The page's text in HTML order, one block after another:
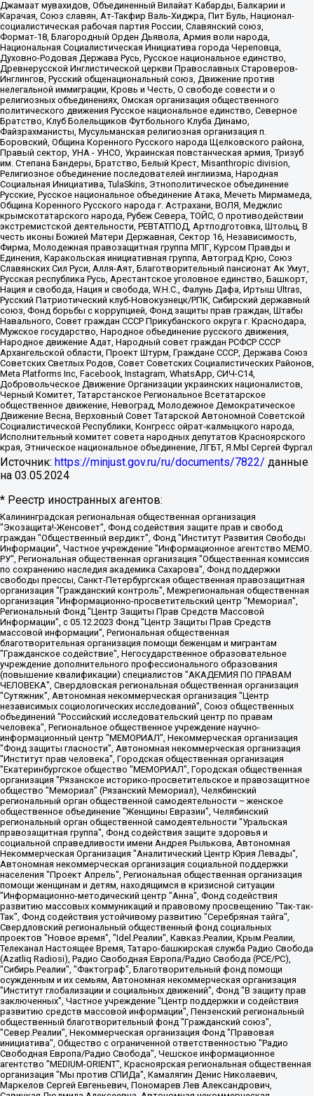
Джамаат мувахидов, Объединенный Вилайат Кабарды, Балкарии и
Карачая, Союз славян, Ат-Такфир Валь-Хиджра, Пит Буль, Национал-
социалистическая рабочая партия России, Славянский союз,
Формат-18, Благородный Орден Дьявола, Армия воли народа,
Национальная Социалистическая Инициатива города Череповца,
Духовно-Родовая Держава Русь, Русское национальное единство,
Древнерусской Инглистической церкви Православных Староверов-
Инглингов, Русский общенациональный союз, Движение против
нелегальной иммиграции, Кровь и Честь, О свободе совести и о
религиозных объединениях, Омская организация общественного
политического движения Русское национальное единство, Северное
Братство, Клуб Болельщиков Футбольного Клуба Динамо,
Файзрахманисты, Мусульманская религиозная организация п.
Боровский, Община Коренного Русского народа Щелковского района,
Правый сектор, УНА - УНСО, Украинская повстанческая армия, Тризуб
им. Степана Бандеры, Братство, Белый Крест, Misanthropic division,
Религиозное объединение последователей инглиизма, Народная
Социальная Инициатива, TulaSkins, Этнополитическое объединение
Русские, Русское национальное объединение Атака, Мечеть Мирмамеда,
Община Коренного Русского народа г. Астрахани, ВОЛЯ, Меджлис
крымскотатарского народа, Рубеж Севера, ТОЙС, О противодействии
экстремистской деятельности, РЕВТАТПОД, Артподготовка, Штольц, В
честь иконы Божией Матери Державная, Сектор 16, Независимость,
Фирма, Молодежная правозащитная группа МПГ, Курсом Правды и
Единения, Каракольская инициативная группа, Автоград Крю, Союз
Славянских Сил Руси, Алля-Аят, Благотворительный пансионат Ак Умут,
Русская республика Русь, Арестантское уголовное единство, Башкорт,
Нация и свобода, Нация и свобода, W.H.С., Фалунь Дафа, Иртыш Ultras,
Русский Патриотический клуб-Новокузнецк/РПК, Сибирский державный
союз, Фонд борьбы с коррупцией, Фонд защиты прав граждан, Штабы
Навального, Совет граждан СССР Прикубанского округа г. Краснодара,
Мужское государство, Народное объединение русского движения,
Народное движение Адат, Народный совет граждан РСФСР СССР
Архангельской области, Проект Штурм, Граждане СССР, Держава Союз
Советских Светлых Родов, Совет Советских Социалистических Районов,
Meta Platforms Inc, Facebook, Instagram, WhatsApp, СИЧ-С14,
Добровольческое Движение Организации украинских националистов,
Черный Комитет, Татарстанское Региональное Всетатарское
общественное движение, Невоград, Молодежное Демократическое
Движение Весна, Верховный Совет Татарской Автономной Советской
Социалистической Республики, Конгресс ойрат-калмыцкого народа,
Исполнительный комитет совета народных депутатов Красноярского
края, Этническое национальное объединение, ЛГБТ, Я.МЫ Сергей Фургал
Источник: https://minjust.gov.ru/ru/documents/7822/ данные
на 03.05.2024
* Реестр иностранных агентов:
Калининградская региональная общественная организация "Экозащита!-Женсовет", Фонд содействия защите прав и свобод граждан "Общественный вердикт", Фонд "Институт Развития Свободы Информации", Частное учреждение "Информационное агентство МЕМО. РУ", Региональная общественная организация "Общественная комиссия по сохранению наследия академика Сахарова", Фонд поддержки свободы прессы, Санкт-Петербургская общественная правозащитная организация "Гражданский контроль", Межрегиональная общественная организация "Информационно-просветительский центр "Мемориал", Региональный Фонд "Центр Защиты Прав Средств Массовой Информации", с 05.12.2023 Фонд "Центр Защиты Прав Средств массовой информации", Региональная общественная благотворительная организация помощи беженцам и мигрантам "Гражданское содействие", Негосударственное образовательное учреждение дополнительного профессионального образования (повышение квалификации) специалистов "АКАДЕМИЯ ПО ПРАВАМ ЧЕЛОВЕКА", Свердловская региональная общественная организация "Сутяжник", Автономная некоммерческая организация "Центр независимых социологических исследований", Союз общественных объединений "Российский исследовательский центр по правам человека", Региональное общественное учреждение научно-информационный центр "МЕМОРИАЛ", Некоммерческая организация "Фонд защиты гласности", Автономная некоммерческая организация "Институт прав человека", Городская общественная организация "Екатеринбургское общество "МЕМОРИАЛ", Городская общественная организация "Рязанское историко-просветительское и правозащитное общество "Мемориал" (Рязанский Мемориал), Челябинский региональный орган общественной самодеятельности – женское общественное объединение "Женщины Евразии", Челябинский региональный орган общественной самодеятельности "Уральская правозащитная группа", Фонд содействия защите здоровья и социальной справедливости имени Андрея Рылькова, Автономная Некоммерческая Организация "Аналитический Центр Юрия Левады", Автономная некоммерческая организация социальной поддержки населения "Проект Апрель", Региональная общественная организация помощи женщинам и детям, находящимся в кризисной ситуации "Информационно-методический центр "Анна", Фонд содействия развитию массовых коммуникаций и правовому просвещению "Так-так-Так", Фонд содействия устойчивому развитию "Серебряная тайга", Свердловский региональный общественный фонд социальных проектов "Новое время", "Idel.Реалии", Кавказ.Реалии, Крым.Реалии, Телеканал Настоящее Время, Татаро-башкирская служба Радио Свобода (Azatliq Radiosi), Радио Свободная Европа/Радио Свобода (PCE/PC), "Сибирь.Реалии", "Фактограф", Благотворительный фонд помощи осужденным и их семьям, Автономная некоммерческая организация "Институт глобализации и социальных движений", Фонд "В защиту прав заключенных", Частное учреждение "Центр поддержки и содействия развитию средств массовой информации", Пензенский региональный общественный благотворительный фонд "Гражданский союз", "Север.Реалии", Некоммерческая организация Фонд "Правовая инициатива", Общество с ограниченной ответственностью "Радио Свободная Европа/Радио Свобода", Чешское информационное агентство "MEDIUM-ORIENT", Красноярская региональная общественная организация "Мы против СПИДа", Камалягин Денис Николаевич, Маркелов Сергей Евгеньевич, Пономарев Лев Александрович, Савицкая Людмила Алексеевна, Автономная некоммерческая организация "Центр по работе с проблемой насилия "НАСИЛИЮ.НЕТ", Межрегиональный профессиональный союз работников здравоохранения "Альянс врачей", Юридическое лицо, зарегистрированное в Латвийской Республике, SIA "Medusa Project" (регистрационный номер 40103797863, дата регистрации 10.06.2014), Некоммерческая организация "Фонд по борьбе с коррупцией", Автономная некоммерческая организация "Институт права и публичной политики", Баданин Роман Сергеевич, Гликин Максим Александрович, Железнова Мария Михайловна, Лукьянова Юлия Сергеевна, Маетная Елизавета Витальевна, Маняхин Петр Борисович, Чуракова Ольга Владимировна, Ярош Юлия Петровна, Юридическое лицо "The Insider SIA", зарегистрированное в Риге, Латвийская Республика (дата регистрации 26.06.2015), являющееся администратором доменного имени интернет-издания "The Insider SIA", https://theins.ru, Постернак Алексей Евгеньевич, Рубин Михаил Аркадьевич, Анин Роман Александрович, Юридическое лицо Istories fonds, зарегистрированное в Латвийской Республике (регистрационный номер 50008295751, дата регистрации 24.02.2020), Великовский Дмитрий Александрович, Долинина Ирина Николаевна, Мароховская Алеся Алексеевна, Шлейнов Роман Юрьевич, Шмагун Олеся Валентиновна, Общество с ограниченной ответственностью "Альтаир 2021", Общество с ограниченной ответственностью "Вега 2021", Общество с ограниченной ответственностью "Главный редактор 2021", Общество с ограниченной ответственностью "Ромашки монолит", Важенков Артем Валерьевич, Ивановская областная общественная организация "Центр гендерных исследований", Гурман Юрий Альбертович, Медиапроект "ОВД-Инфо", Егоров Владимир Владимирович, Жилинский Владимир Александрович, Общество с ограниченной ответственностью "ЗП", Иванова София Юрьевна, Карезина Инна Павловна, Кильтау Екатерина Викторовна, Петров Алексей Викторович, Пискунов Сергей Евгеньевич, Смирнов Сергей Сергеевич, Тихонов Михаил Сергеевич, Общество с ограниченной ответственностью "ЖУРНАЛИСТ-ИНОСТРАННЫЙ АГЕНТ", Арапова Галина Юрьевна, Вольтская Татьяна Анатольевна, Американская компания "Mason G.E.S. Anonymous Foundation" (США), являющаяся владельцем интернет-издания https://mnews.world/, Компания "Stichting Bellingcat", зарегистрированная в Нидерландах (дата регистрации 11.07.2018), Захаров Андрей Вячеславович, Клепиковская Екатерина Дмитриевна, Общество с ограниченной ответственностью "МЕМО", Перл Роман Александрович, Симонов Евгений Алексеевич, Соловьева Елена Анатольевна, Сотников Даниил Владимирович, Сурначева Елизавета Дмитриевна, Автономная некоммерческая организация по защите прав человека и информированию населения "Якутия – Наше Мнение", Общество с ограниченной ответственностью "Москоу диджитал медиа", с 26.01.2023 Общество с ограниченной ответственностью "Чайка Белые сады", Ветошкина Валерия Валерьевна, Заговора Максим Александрович, Межрегиональное общественное движение "Российская ЛГБТ - сеть", Оленичев Максим Владимирович, Павлов Иван Юрьевич, Скворцова Елена Сергеевна, Общество с ограниченной ответственностью "Как бы инагент", Кочетков Игорь Викторович, Общество с ограниченной ответственностью "Честные выборы", Еланчик Олег Александрович, Общество с ограниченной ответственностью "Нобелевский призыв", Гималова Регина Эмилевна, Григорьев Андрей Валерьевич, Григорьева Алина Александровна, Ассоциация по содействию защите прав призывников, альтернативнослужащих и военнослужащих "Правозащитная группа "Гражданин.Армия.Право", Хисамова Регина Фаритовна, Автономная некоммерческая организация по реализации социально-правовых программ "Лилит", Дальневосточное общественное движение "Маяк", Санкт-Петербургская ЛГБТ-инициативная группа "Выход", Инициативная группа ЛГБТ+ "Реверс", Алексеев Андрей Викторович, Бекбулатова Таисия Львовна, Беляев Иван Михайлович, Владыкина Елена Сергеевна, Гельман Марат Александрович, Никульшина Вероника Юрьевна, Толоконникова Надежда Андреевна, Шендерович Виктор Анатольевич, Общество с ограниченной ответственностью "Данное сообщение", Общество с ограниченной ответственностью Издательский дом "Новая глава", Айнбиндер Александра Александровна, Московский комьюнити-центр для ЛГБТ+инициатив, Благотворительный фонд развития филантропии, Deutsche Welle (Германия, Kurt-Schumacher-Strasse 3, 53113 Bonn), Борзунова Мария Михайловна, Воробьев Виктор Викторович, Голубева Анна Львовна, Константинова Алла Михайловна, Малкова Ирина Владимировна, Мурадов Мурад Абдулгалимович, Осетинская Елизавета Николаевна, Понасенков Евгений Николаевич, Ганапольский Матвей Юрьевич, Киселев Евгений Алексеевич, Борухович Ирина Григорьевна, Дремин Иван Тимофеевич, Дубровский Дмитрий Викторович, Красноярская региональная общественная организация поддержки и развития альтернативных образовательных технологий и межкультурных коммуникаций "ИНТЕРРА", Маяковская Екатерина Алексеевна, Фейгин Марк Захарович, Филимонов Андрей Викторович, Дзугкоева Регина Николаевна, Доброхотов Роман Александрович, Дудь Юрий Александрович, Елкин Сергей Владимирович, Кругликов Кирилл Игоревич, Сабунаева Мария Леонидовна, Семенов Алексей Владимирович, Шаинян Карен Багратович, Шульман Екатерина Михайловна, Асафьев Артур Валерьевич, Вахштайн Виктор Семенович, Венедиктов Алексей Алексеевич, Лушникова Екатерина Евгеньевна, Волков Леонид Михайлович, Невзоров Александр Глебович, Пархоменко Сергей Борисович, Сироткин Ярослав Николаевич, Кара-Мурза Владимир Владимирович, Баранова Наталья Владимировна, Гозман Леонид Яковлевич, Кагарлицкий Борис Юльевич, Климарев Михаил Валерьевич, Милов Владимир Станиславович, Автономная некоммерческая организация Краснодарский центр современного искусства "Типография", Моргенштерн Алишер Тагирович, Соболь Любовь Эдуардовна, Общество с ограниченной ответственностью "ЛИЗА НОРМ", Каспаров Гарри Кимович, Ходорковский Михаил Борисович, Общество с ограниченной ответственностью "Апрельские тезисы", Данилович Ирина Брониславовна, Кашин Олег Владимирович, Петров Николай Владимирович, Пивоваров Алексей Владимирович, Соколов Михаил Владимирович, Цветкова Юлия Владимировна, Чичваркин Евгений Александрович, Комитет против пыток/Команда против пыток, Общество с ограниченной ответственностью "Первый научный", Общество с ограниченной ответственностью "Вертолет и ко", Белоцерковская Вероника Борисовна, Кац Максим Евгеньевич, Лазарева Татьяна Юрьевна, Шаведдинов Руслан Табризович, Яшин Илья Валерьевич, Общество с ограниченной ответственностью "Иноагент ААВ", Алешковский Дмитрий Петрович, Альбац Евгения Марковна, Быков Дмитрий Львович, Галямина Юлия Евгеньевна, Лойко Сергей Леонидович, Мартынов Кирилл Константинович, Медведев Сергей Александрович, Крашенинников Федор Геннадиевич, Гордеева Катерина Вл